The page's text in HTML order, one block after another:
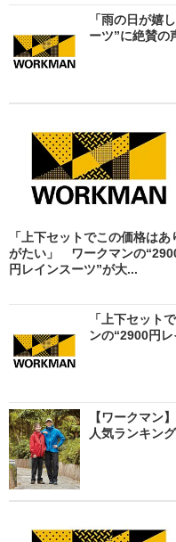
「雨の日が嬉
ーツ”に絶賛
「上下セットでこの価格はあ
がたい」 ワークマンの
円レインスーツ”が大...
「上下セット
ンの“2900円
【ワークマン
人気ランキン